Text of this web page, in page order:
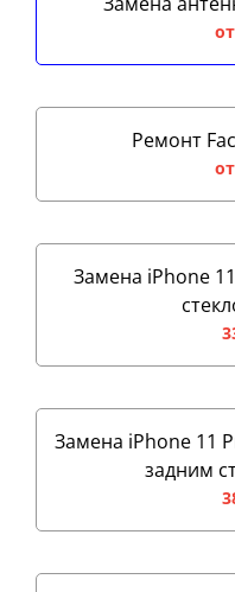
Ремонт
Замена iPhone
Замена iPhone 11
задним